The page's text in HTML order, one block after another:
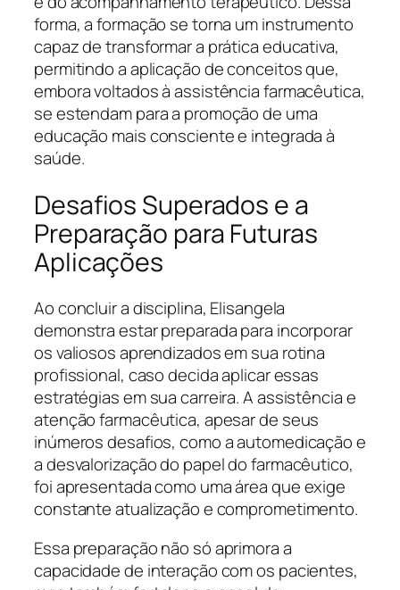
forma, a formação se torna um instrumento
capaz de transformar a prática educativa,
permitindo a aplicação de conceitos que,
embora voltados à assistência farmacêutica,
se estendam para a promoção de uma
educação mais consciente e integrada à
saúde.
Desafios Superados e a
Preparação para Futuras
Aplicações
Ao concluir a disciplina, Elisangela
demonstra estar preparada para incorporar
os valiosos aprendizados em sua rotina
profissional, caso decida aplicar essas
estratégias em sua carreira. A assistência e
atenção farmacêutica, apesar de seus
inúmeros desafios, como a automedicação e
a desvalorização do papel do farmacêutico,
foi apresentada como uma área que exige
constante atualização e comprometimento.
Essa preparação não só aprimora a
capacidade de interação com os pacientes,